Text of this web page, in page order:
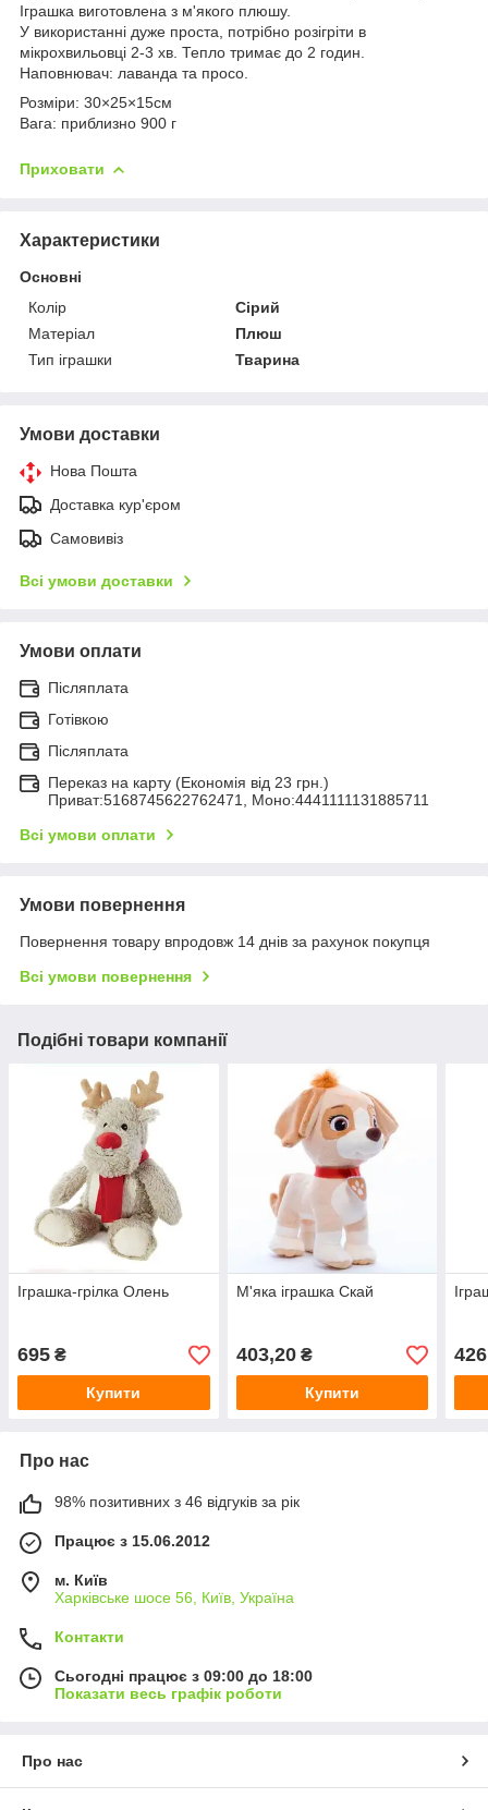
Іграшка виготовлена з м'якого плюшу.
У використанні дуже проста, потрібно розігріти в
мікрохвильовці 2-3 хв. Тепло тримає до 2 годин.
Наповнювач: лаванда та просо.
Розміри: 30×25×15см
Вага: приблизно 900 г
Приховати
Характеристики
Основні
Колір
Сірий
Матеріал
Плюш
Тип іграшки
Тварина
Умови доставки
Нова Пошта
Доставка кур'єром
Самовивіз
Всі умови доставки
Умови оплати
Післяплата
Готівкою
Післяплата
Переказ на карту (Економія від 23 грн.)
Приват:5168745622762471, Моно:4441111131885711
Всі умови оплати
Умови повернення
Повернення товару впродовж 14 днів за рахунок покупця
Всі умови повернення
Подібні товари компанії
Іграшка-грілка Олень
695 ₴
Купити
М'яка іграшка Скай
403,20₴
Купити
Про нас
98% позитивних з 46 відгуків за рік
Працює з 15.06.2012
м. Київ
Харківське шосе 56, Київ, Україна
Контакти
Сьогодні працює з 09:00 до 18:00
Показати весь графік роботи
Про нас